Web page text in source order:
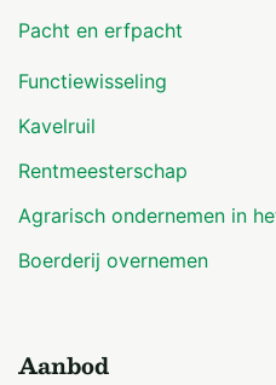
Pacht en erfpacht
Functiewisseling
Kavelruil
Rentmeesterschap
Agrarisch ondernemen in
Boerderij overnemen
Aanbod